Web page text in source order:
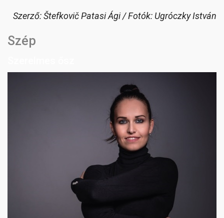
Szerző: Štefkovič Patasi Ági / Fotók: Ugróczky István
Szép